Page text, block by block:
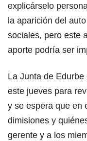
explicárselo
la aparición del
sociales, pero este
aporte podría ser
La Junta de
este jueves para
y se espera que en
dimisiones y
gerente y a los